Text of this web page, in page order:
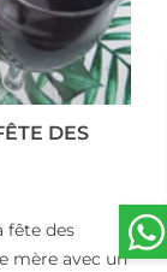
DES
fête des
mère avec un